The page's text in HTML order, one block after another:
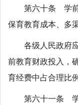
第六十条 学前
保育教育成本、多
各级人民政府
前教育财政投入，
育经费中占合理比
第六十一条